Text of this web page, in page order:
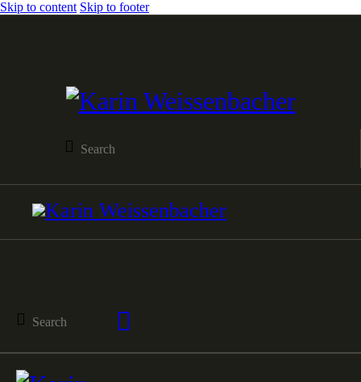
Skip to content Skip to footer